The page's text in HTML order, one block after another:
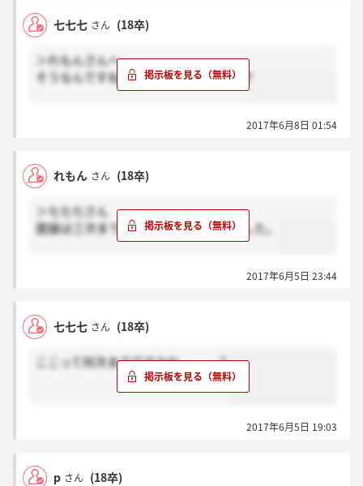
七七七 さん (18卒)
＞れもんさんへ
そうなんですね！ありがとうございます
2017年6月8日 01:54
れもん さん (18卒)
＞七七七さん
面接は三次までと説明会でお聞きしました。
2017年6月5日 23:44
七七七 さん (18卒)
ここって何次までですかね。。。？
2017年6月5日 19:03
p さん (18卒)